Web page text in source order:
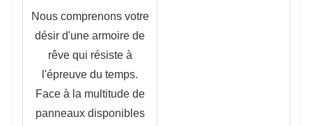
Nous comprenons votre
désir d'une armoire de
rêve qui résiste à
l'épreuve du temps.
Face à la multitude de
panneaux disponibles